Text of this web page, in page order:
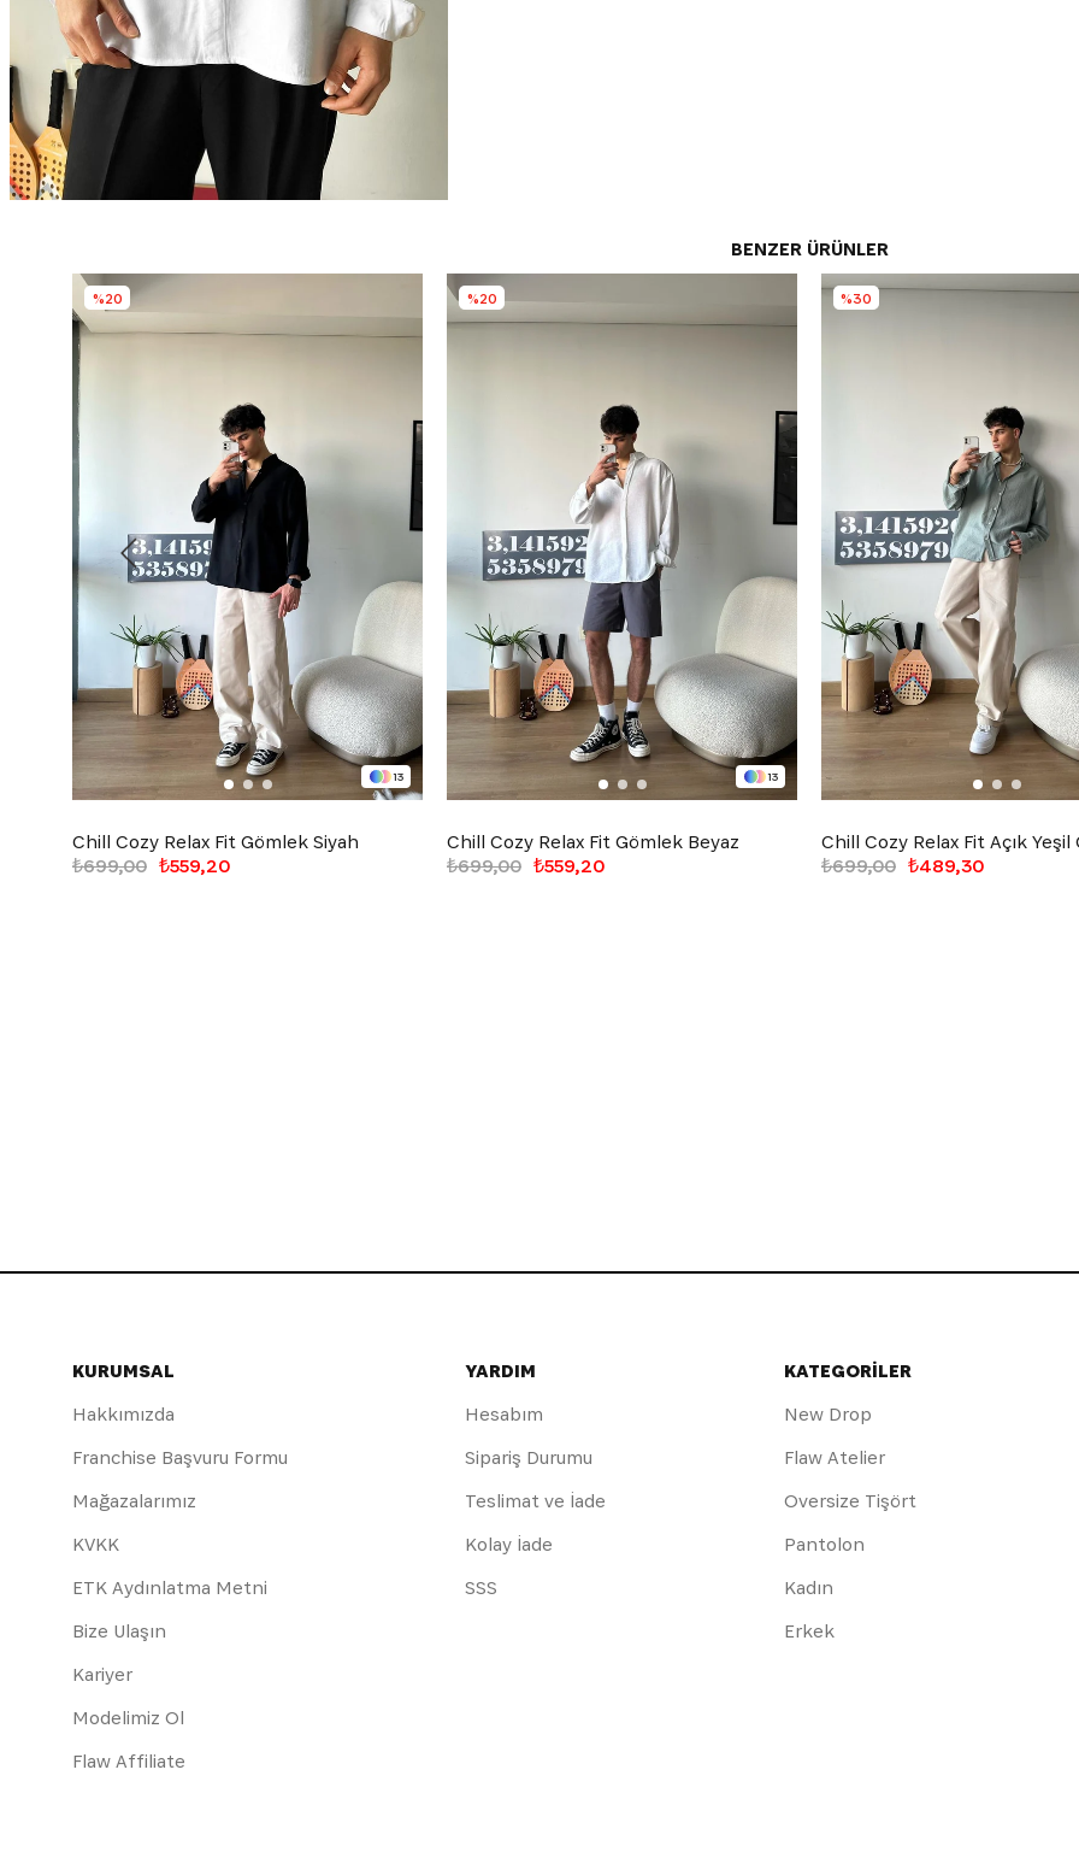
BENZER ÜRÜNLER
13
Chill Cozy Relax Fit Gömlek Siyah
₺559,20
₺699,00
%20
13
Chill Cozy Relax Fit Gömlek Beyaz
₺559,20
₺699,00
%20
Chill Cozy Relax Fit Açık
₺489,30
₺699,00
%30
KURUMSAL
Hakkımızda
Franchise Başvuru Formu
Mağazalarımız
KVKK
ETK Aydınlatma Metni
Bize Ulaşın
Kariyer
Modelimiz Ol
Flaw Affiliate
YARDIM
Hesabım
Sipariş Durumu
Teslimat ve İade
Kolay İade
SSS
KATEGORİLER
New Drop
Flaw Atelier
Oversize Tişört
Pantolon
Kadın
Erkek